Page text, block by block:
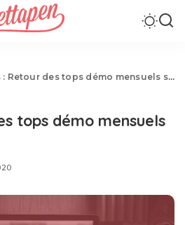
des tops démo mensuels sur Guettapen !
tops démo mensuels